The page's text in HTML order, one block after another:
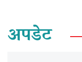
अपडेट